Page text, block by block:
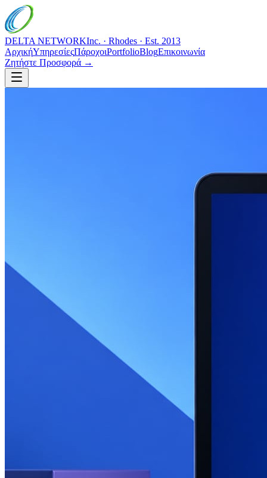
DELTA NETWORKInc. · Rhodes · Est. 2013
ΑρχικήΥπηρεσίεςΠάροχοιPortfolioBlogΕπικοινωνία
Ζητήστε Προσφορά →